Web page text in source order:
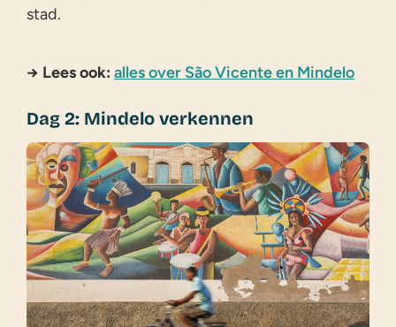
stad.
→ Lees ook: alles over São Vicente en Mindelo
Dag 2: Mindelo verkennen